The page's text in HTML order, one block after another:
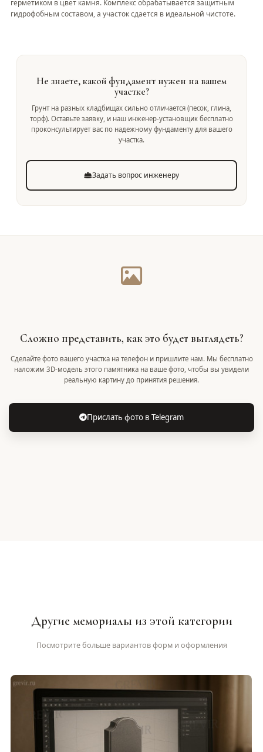
герметиком в цвет камня. Комплекс обрабатывается защитным
гидрофобным составом, а участок сдается в идеальной чистоте.
Не знаете, какой фундамент нужен на вашем
участке?
Грунт на разных кладбищах сильно отличается (песок, глина,
торф). Оставьте заявку, и наш инженер-установщик бесплатно
проконсультирует вас по надежному фундаменту для вашего
участка.
Задать вопрос инженеру
Сложно представить, как это будет выглядеть?
Сделайте фото вашего участка на телефон и пришлите нам. Мы бесплатно
наложим 3D-модель этого памятника на ваше фото, чтобы вы увидели
реальную картину до принятия решения.
Прислать фото в Telegram
Другие мемориалы из этой категории
Посмотрите больше вариантов форм и оформления